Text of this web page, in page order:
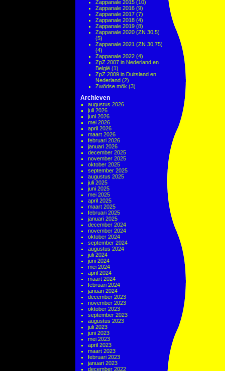
Zappanale 2015 (10)
Zappanale 2016 (9)
Zappanale 2017 (7)
Zappanale 2018 (4)
Zappanale 2019 (8)
Zappanale 2020 (ZN 30,5)
(5)
Zappanale 2021 (ZN 30,75)
(4)
Zappanale 2022 (4)
ZpZ 2007 in Nederland en
België (1)
ZpZ 2009 in Duitsland en
Nederland (2)
Zwödse mök (3)
Archieven
augustus 2026
juli 2026
juni 2026
mei 2026
april 2026
maart 2026
februari 2026
januari 2026
december 2025
november 2025
oktober 2025
september 2025
augustus 2025
juli 2025
juni 2025
mei 2025
april 2025
maart 2025
februari 2025
januari 2025
december 2024
november 2024
oktober 2024
september 2024
augustus 2024
juli 2024
juni 2024
mei 2024
april 2024
maart 2024
februari 2024
januari 2024
december 2023
november 2023
oktober 2023
september 2023
augustus 2023
juli 2023
juni 2023
mei 2023
april 2023
maart 2023
februari 2023
januari 2023
december 2022